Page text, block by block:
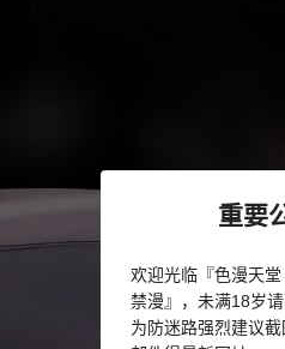
重要
欢迎光临『色漫天
禁漫』，未满18岁请
为防迷路强烈建议